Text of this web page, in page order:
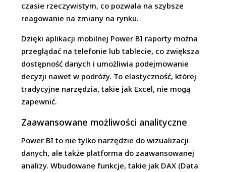
czasie rzeczywistym, co pozwala na szybsze
reagowanie na zmiany na rynku.
Dzięki aplikacji mobilnej Power BI raporty można
przeglądać na telefonie lub tablecie, co zwiększa
dostępność danych i umożliwia podejmowanie
decyzji nawet w podróży. To elastyczność, której
tradycyjne narzędzia, takie jak Excel, nie mogą
zapewnić.
Zaawansowane możliwości analityczne
Power BI to nie tylko narzędzie do wizualizacji
danych, ale także platforma do zaawansowanej
analizy. Wbudowane funkcje, takie jak DAX (Data